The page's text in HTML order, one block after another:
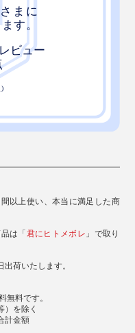
以上使い、本当に満足した商
は「 君にヒトメボレ 」で取り
荷いたします。
無料です。
を除く
計金額